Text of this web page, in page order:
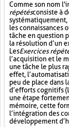
Comme son nom
répétésconsiste à
systématiquement,
les connaissances
tâche en question
la résolution d’un
LesExercices
l’acquisition et le
une tâche le plus
effet,
peu de place dans
d’efforts cognitifs
une étape
mémoire, cette
l’intégration des
développement